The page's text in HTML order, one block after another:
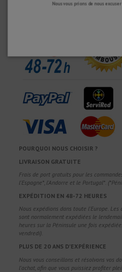
POURQUOI NOUS CHOISIR ?
LIVRAISON GRATUITE
Frais de port gratuits pour les
l'Espagne*, l'Andorre et le Portugal*.
EXPÉDITION EN 48-72 HEURES
Nous expédions dans toute l'Europe.
sont normalement expédiées le
heures sur la Péninsule une fois
vendredi).
PLUS DE 20 ANS D'EXPÉRIENCE
Nous vous conseillons et résolvons vos
l'achat, afin que vous puissiez profiter
Nous vous prions de nous